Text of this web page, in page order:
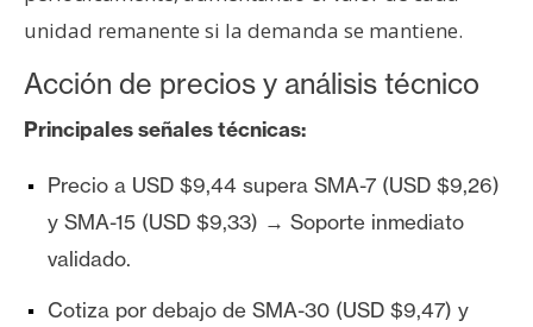
unidad remanente si la demanda se mantiene.
Acción de precios y análisis técnico
Principales señales técnicas:
Precio a USD $9,44 supera SMA-7 (USD $9,26)
y SMA-15 (USD $9,33) → Soporte inmediato
validado.
Cotiza por debajo de SMA-30 (USD $9,47) y